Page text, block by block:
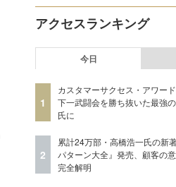
アクセスランキング
今日
1
カスタマーサクセス・アワー
下一武闘会を勝ち抜いた最強
氏に
2
累計24万部・高橋浩一氏の新
パターン大全』発売、顧客の
完全解明